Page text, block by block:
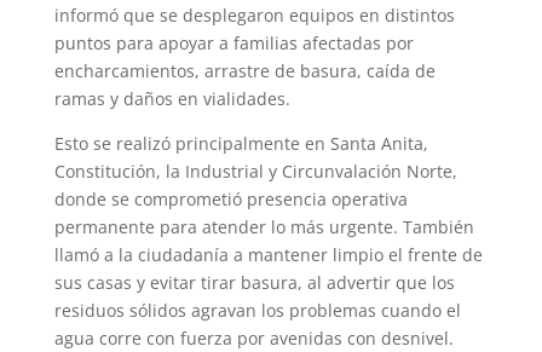
informó que se desplegaron equipos en distintos
puntos para apoyar a familias afectadas por
encharcamientos, arrastre de basura, caída de
ramas y daños en vialidades.
Esto se realizó principalmente en Santa Anita,
Constitución, la Industrial y Circunvalación Norte,
donde se comprometió presencia operativa
permanente para atender lo más urgente. También
llamó a la ciudadanía a mantener limpio el frente de
sus casas y evitar tirar basura, al advertir que los
residuos sólidos agravan los problemas cuando el
agua corre con fuerza por avenidas con desnivel.